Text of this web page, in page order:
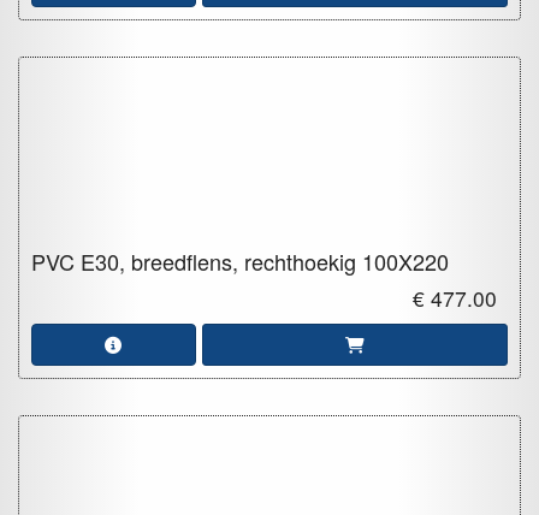
PVC E30, breedflens, rechthoekig 100X220
€ 477.00